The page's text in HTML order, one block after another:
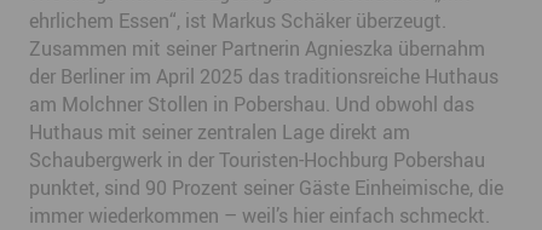
ehrlichem Essen“, ist Markus Schäker überzeugt.
Zusammen mit seiner Partnerin Agnieszka übernahm
der Berliner im April 2025 das traditionsreiche Huthaus
am Molchner Stollen in Pobershau. Und obwohl das
Huthaus mit seiner zentralen Lage direkt am
Schaubergwerk in der Touristen-Hochburg Pobershau
punktet, sind 90 Prozent seiner Gäste Einheimische, die
immer wiederkommen – weil’s hier einfach schmeckt.